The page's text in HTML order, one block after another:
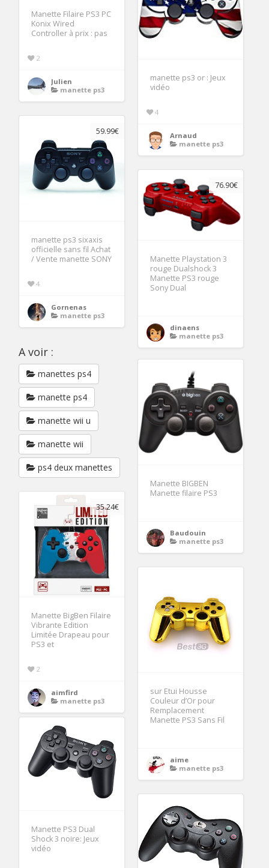
Manette Filaire PS3 PC
Konix Wired
Controller à prix : pas
2
Julien
manette ps3
manette ps3 or : Jeux
vidéo
4
Arnaud
manette ps3
59.99€
manette ps3 sixaxis
officielle sans fil Achat
/ Vente manette SONY
4
Gornenas
manette ps3
76.90€
Manette Playstation 3
rouge Dualshock 3
Manette PS3 rouge
Sony Dual
dinaens
manette ps3
A voir :
manettes ps4
manette ps4
manette wii u
manette wii
ps4 deux manettes
Manette BIGBEN
Manette filaire PS3
Baudouin
manette ps3
35.24€
Manette BigBen Filaire
Vibrante Edition
Limitée Drapeau pour
PS3 et
2
aimfird
manette ps3
sur Etui Housse
Couleur d’Or pour
Remplacement
Manette PS3 Sans Fil
aime
manette ps3
Manette PS3 Dual
Shock 3 noire: Jeux
vidéo